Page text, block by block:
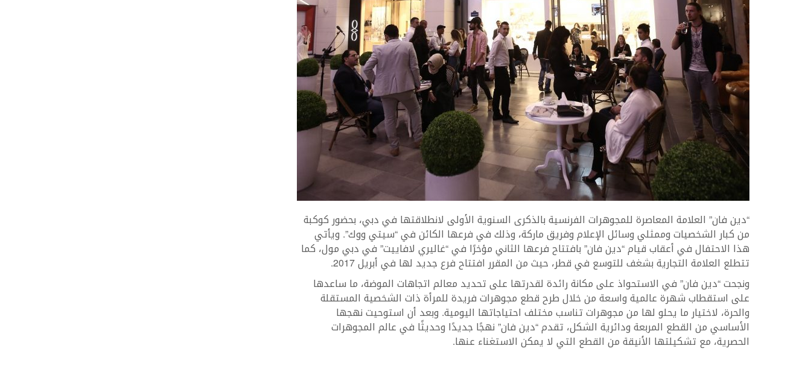
“دين فان” العلامة المعاصرة للمجوهرات الفرنسية بالذكرى السنوية الأولى لانطلاقتها في دبي، بحضور كوكبة
من كبار الشخصيات وممثلي وسائل الإعلام وفريق ماركة، وذلك في فرعها الكائن في “سيتي ووك”. ويأتي
هذا الاحتفال في أعقاب قيام “دين فان” بافتتاح فرعها الثاني مؤخرًا في “غاليري لافاييت” في دبي مول، كما
تتطلع العلامة التجارية بشغف للتوسع في قطر، حيث من المقرر افتتاح فرع جديد لها في أبريل 2017.
ونجحت “دين فان” في الاستحواذ على مكانة رائدة لقدرتها على تحديد معالم اتجاهات الموضة، ما ساعدها
على استقطاب شهرة عالمية واسعة من خلال طرح قطع مجوهرات فريدة للمرأة ذات الشخصية المستقلة
والحرة، لاختيار ما يحلو لها من مجوهرات تناسب مختلف احتياجاتها اليومية. وبعد أن استوحيت نهجها
الأساسي من القطع المربعة ودائرية الشكل، تقدم “دين فان” نهجًا جديدًا وحديثًا في عالم المجوهرات
الحصرية، مع تشكيلتها الأنيقة من القطع التي لا يمكن الاستغناء عنها.